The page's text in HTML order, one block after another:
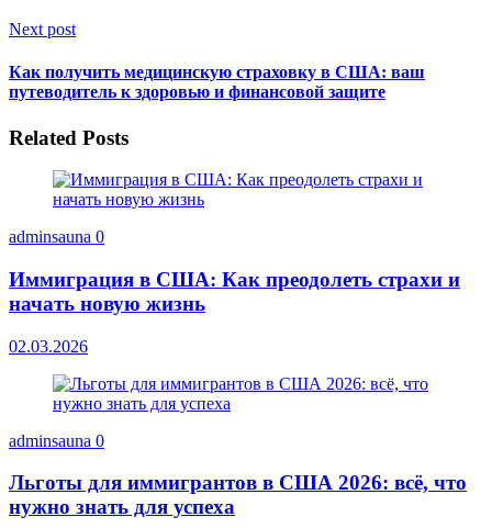
Next post
Как получить медицинскую страховку в США: ваш
путеводитель к здоровью и финансовой защите
Related Posts
adminsauna 0
Иммиграция в США: Как преодолеть страхи и
начать новую жизнь
02.03.2026
adminsauna 0
Льготы для иммигрантов в США 2026: всё, что
нужно знать для успеха